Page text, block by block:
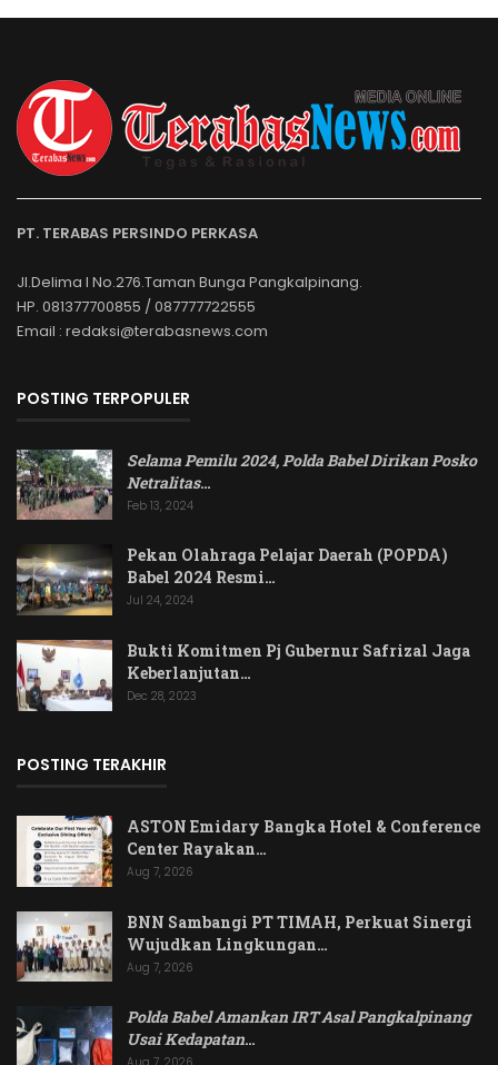
PT. TERABAS PERSINDO PERKASA
Jl.Delima I No.276.Taman Bunga Pangkalpinang.
HP. 081377700855 / 087777722555
Email : redaksi@terabasnews.com
POSTING TERPOPULER
Selama Pemilu 2024, Polda Babel Dirikan Posko
Netralitas…
Feb 13, 2024
Pekan Olahraga Pelajar Daerah (POPDA)
Babel 2024 Resmi…
Jul 24, 2024
Bukti Komitmen Pj Gubernur Safrizal Jaga
Keberlanjutan…
Dec 28, 2023
POSTING TERAKHIR
ASTON Emidary Bangka Hotel & Conference
Center Rayakan…
Aug 7, 2026
BNN Sambangi PT TIMAH, Perkuat Sinergi
Wujudkan Lingkungan…
Aug 7, 2026
Polda Babel Amankan IRT Asal Pangkalpinang
Usai Kedapatan…